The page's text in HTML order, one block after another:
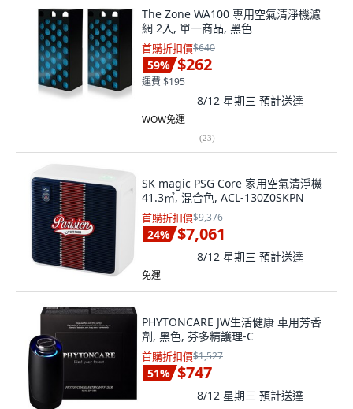
The Zone WA100 專用空氣清淨機濾
網 2入, 單一商品, 黑色
首購折扣價$640
59% $262
運費 $195
8/12 星期三 預計送達
WOW免運
(23)
SK magic PSG Core 家用空氣清淨機
41.3㎡, 混合色, ACL-130Z0SKPN
首購折扣價$9,376
24% $7,061
8/12 星期三 預計送達
免運
PHYTONCARE JW生活健康 車用芳香
劑, 黑色, 芬多精護理-C
首購折扣價$1,527
51% $747
8/12 星期三 預計送達